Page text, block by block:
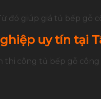
đó giúp giá tủ bếp
uy tín tại
công tủ bếp gỗ công